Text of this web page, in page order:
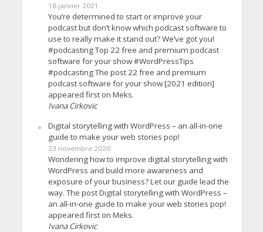
18 janvier 2021
You’re determined to start or improve your
podcast but don’t know which podcast software to
use to really make it stand out? We’ve got you!
#podcasting Top 22 free and premium podcast
software for your show #WordPressTips
#podcasting The post 22 free and premium
podcast software for your show [2021 edition]
appeared first on Meks.
Ivana Cirkovic
Digital storytelling with WordPress – an all-in-one
guide to make your web stories pop!
23 novembre 2020
Wondering how to improve digital storytelling with
WordPress and build more awareness and
exposure of your business? Let our guide lead the
way. The post Digital storytelling with WordPress –
an all-in-one guide to make your web stories pop!
appeared first on Meks.
Ivana Cirkovic